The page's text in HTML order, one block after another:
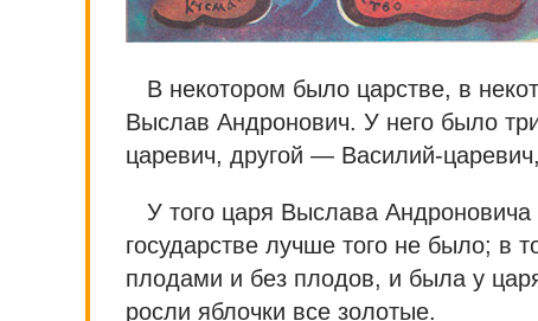
В некотором было царстве, в
Выслав Андронович. У него было
царевич, другой — Василий-
У того царя Выслава
государстве лучше того не было; в
плодами и без плодов, и была у
росли яблочки все золотые.